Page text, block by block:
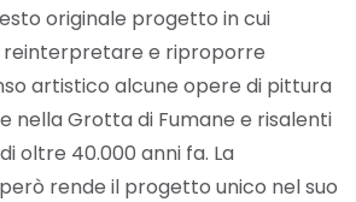
originale progetto in cui
reinterpretare e riproporre
artistico alcune opere di pittura
nella Grotta di Fumane e risalenti
oltre 40.000 anni fa. La
rende il progetto unico nel suo